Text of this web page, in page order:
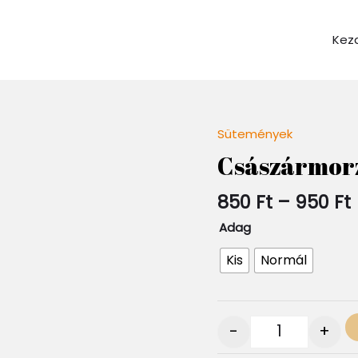
Sütemények
850 Ft – 950 Ft
Adag
Kis Normál
Quantity
- +